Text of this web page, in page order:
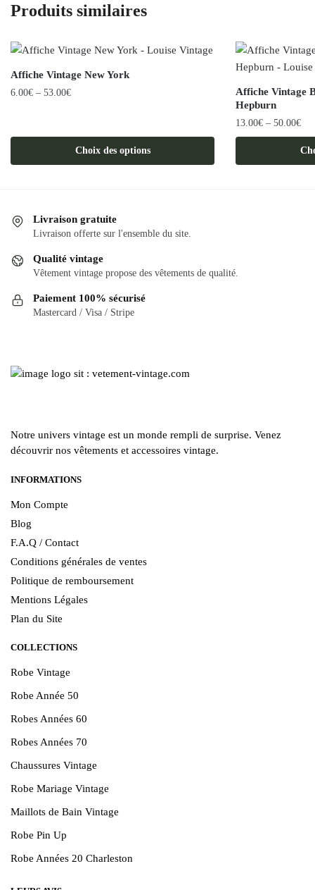
Produits similaires
Affiche Vintage New York
6.00€ – 53.00€
Choix des options
plusieurs
options
peuvent
choisies
la
Affiche Vintage
Hepburn
13.00€ – 50.00€
produit
Livraison gratuite
Livraison offerte sur l'ensemble du site.
Qualité vintage
Vêtement vintage propose des vêtements de qualité.
Paiement 100% sécurisé
Mastercard / Visa / Stripe
Notre univers vintage est un monde rempli de surprise. Venez
découvrir nos vêtements et accessoires vintage.
INFORMATIONS
Mon Compte
Blog
F.A.Q / Contact
Conditions générales de ventes
Politique de remboursement
Mentions Légales
Plan du Site
COLLECTIONS
Robe Vintage
Robe Année 50
Robes Années 60
Robes Années 70
Chaussures Vintage
Robe Mariage Vintage
Maillots de Bain Vintage
Robe Pin Up
Robe Années 20 Charleston